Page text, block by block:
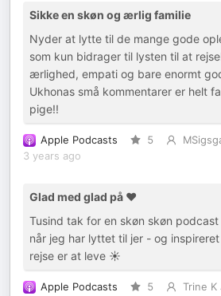
Sikke en skøn og ærlig familie
Nyder at lytte til de mange gode
som kun bidrager til lysten til at
ærlighed, empati og bare enormt
Ukhonas små kommentarer er helt
pige!!
Apple Podcasts 5
3 years ago
Glad med glad på ❤️
Tusind tak for en skøn skøn podcast
når jeg har lyttet til jer - og
rejse er at leve ☀️
Apple Podcasts 5 Trine K